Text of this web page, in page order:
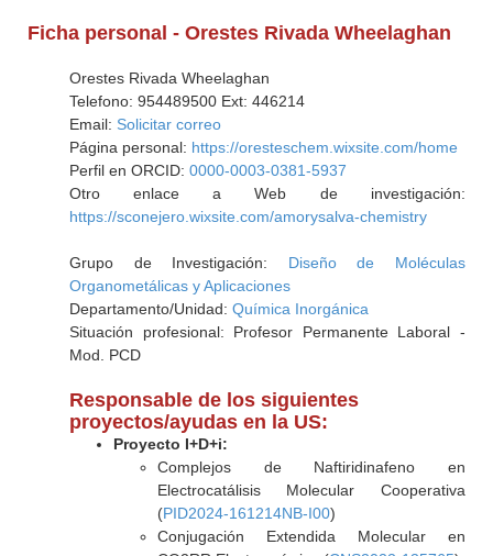
Ficha personal - Orestes Rivada Wheelaghan
Orestes Rivada Wheelaghan
Telefono: 954489500 Ext: 446214
Email: Solicitar correo
Página personal: https://oresteschem.wixsite.com/home
Perfil en ORCID: 0000-0003-0381-5937
Otro enlace a Web de investigación:
https://sconejero.wixsite.com/amorysalva-chemistry
Grupo de Investigación: Diseño de Moléculas
Organometálicas y Aplicaciones
Departamento/Unidad: Química Inorgánica
Situación profesional: Profesor Permanente Laboral -
Mod. PCD
Responsable de los siguientes
proyectos/ayudas en la US:
Proyecto I+D+i:
Complejos de Naftiridinafeno en
Electrocatálisis Molecular Cooperativa
(PID2024-161214NB-I00)
Conjugación Extendida Molecular en